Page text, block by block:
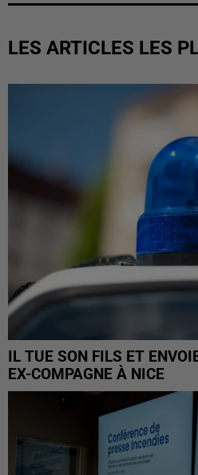
LES ARTICLES LES
IL TUE SON FILS ET
EX-COMPAGNE À NICE